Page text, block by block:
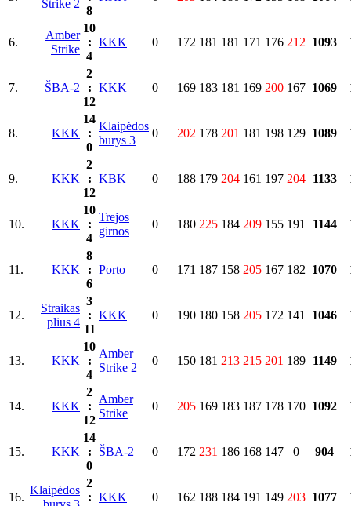
Strike 2
8
6.
Amber
Strike
10
:
4
KKK 0 172 181 181 171 176 212 1093
7. ŠBA-2
2
:
12
KKK 0 169 183 181 169 200 167 1069
8. KKK
14
:
0
Klaipėdos
būrys 3
0 202 178 201 181 198 129 1089
9. KKK
2
:
12
KBK 0 188 179 204 161 197 204 1133
10. KKK
10
:
4
Trejos
girnos
0 180 225 184 209 155 191 1144
11. KKK
8
:
6
Porto 0 171 187 158 205 167 182 1070
12.
Straikas
plius 4
3
:
11
KKK 0 190 180 158 205 172 141 1046
13. KKK
10
:
4
Amber
Strike 2
0 150 181 213 215 201 189 1149
14. KKK
2
:
12
Amber
Strike
0 205 169 183 187 178 170 1092
15. KKK
14
:
0
ŠBA-2 0 172 231 186 168 147 0 904
16.
Klaipėdos
2
: KKK 0 162 188 184 191 149 203 1077